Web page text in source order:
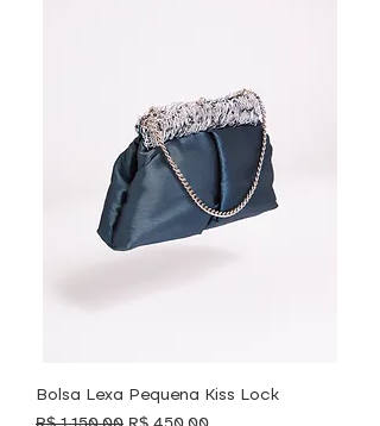
Bolsa Lexa Pequena Kiss Lock
Preço normalPreço promocional